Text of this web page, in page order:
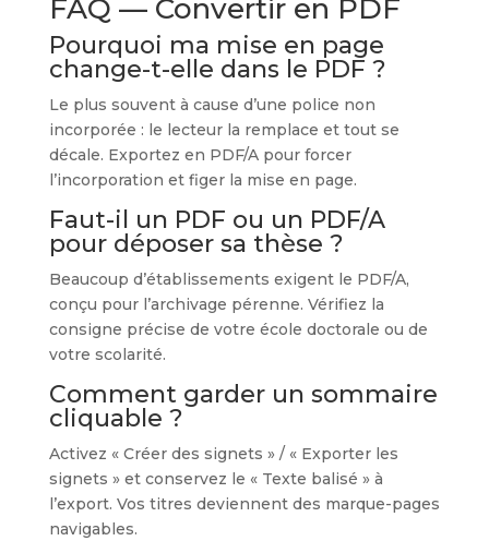
FAQ — Convertir en PDF
Pourquoi ma mise en page
change-t-elle dans le PDF ?
Le plus souvent à cause d’une police non
incorporée : le lecteur la remplace et tout se
décale. Exportez en PDF/A pour forcer
l’incorporation et figer la mise en page.
Faut-il un PDF ou un PDF/A
pour déposer sa thèse ?
Beaucoup d’établissements exigent le PDF/A,
conçu pour l’archivage pérenne. Vérifiez la
consigne précise de votre école doctorale ou de
votre scolarité.
Comment garder un sommaire
cliquable ?
Activez « Créer des signets » / « Exporter les
signets » et conservez le « Texte balisé » à
l’export. Vos titres deviennent des marque-pages
navigables.